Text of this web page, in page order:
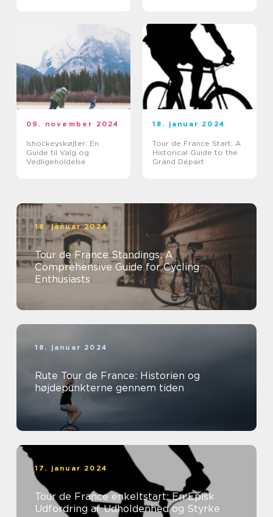
09. november 2024
Ishockeyskøjter: En
Guide til Valg og
Vedligeholdelse
18. januar 2024
Tour de France Start: A
Historical Guide to the
Grand Départ
18. januar 2024
Tour de France Standings: A
Comprehensive Guide for Cycling
Enthusiasts
18. januar 2024
Rute Tour de France: Historien og
højdepunkterne gennem tiden
17. januar 2024
Tour de France enkeltstart: En Episk
Udfordring af Udholdenhed og Styrke